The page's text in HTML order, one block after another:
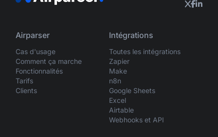
Airparser
Cas d'usage
Comment ça marche
Fonctionnalités
Tarifs
Clients
Intégrations
Toutes les intégrations
Zapier
Make
n8n
Google Sheets
Excel
Airtable
Webhooks et API